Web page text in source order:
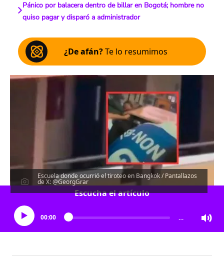
Pánico por balacera dentro de billar en Bogotá; hombre no
quiso pagar y disparó a administrador
¿De afán?Te lo resumimos
Escuela donde ocurrió el tiroteo en Bangkok / Pantallazos
de X: @GeorgGrar
Escucha el artículo
00:00 …